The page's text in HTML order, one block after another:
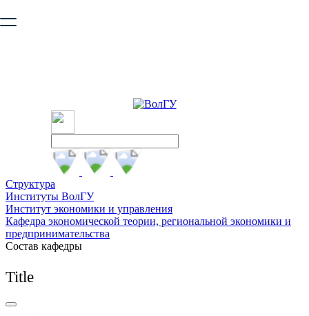
безопасную работу с сайтом. Пожалуйста
Структура
Институты ВолГУ
Институт экономики и управления
Кафедра экономической теории, региональной экономики и
предпринимательства
Состав кафедры
Title